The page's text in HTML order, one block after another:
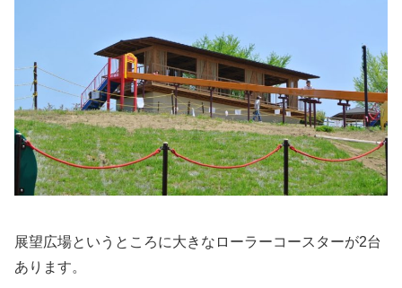
展望広場というところに大きなローラーコースターが2台
あります。